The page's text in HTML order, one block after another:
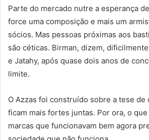
Parte do mercado nutre a esperança
force uma composição e mais um
sócios. Mas pessoas próximas aos
são céticas. Birman, dizem,
e Jatahy, após quase dois anos de
limite.
O Azzas foi construído sobre a tese de
ficam mais fortes juntas. Por ora, o
marcas que funcionavam bem agora